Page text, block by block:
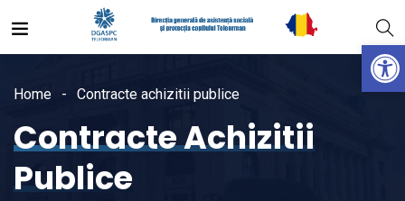
Home Contracte achizitii publice
Contracte Achizitii
Publice